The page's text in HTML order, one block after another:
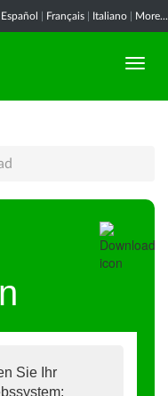
Español Français Italiano More...
Sie Ihr